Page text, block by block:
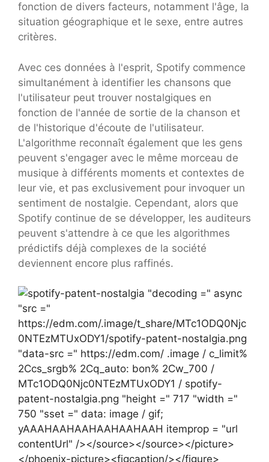
fonction de divers facteurs, notamment l'âge, la
situation géographique et le sexe, entre autres
critères.
Avec ces données à l'esprit, Spotify commence
simultanément à identifier les chansons que
l'utilisateur peut trouver nostalgiques en
fonction de l'année de sortie de la chanson et
de l'historique d'écoute de l'utilisateur.
L'algorithme reconnaît également que les gens
peuvent s'engager avec le même morceau de
musique à différents moments et contextes de
leur vie, et pas exclusivement pour invoquer un
sentiment de nostalgie. Cependant, alors que
Spotify continue de se développer, les auditeurs
peuvent s'attendre à ce que les algorithmes
prédictifs déjà complexes de la société
deviennent encore plus raffinés.